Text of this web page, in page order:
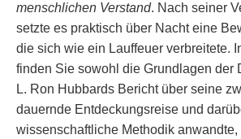
menschlichen Verstand. Nach seiner
setzte es praktisch über Nacht eine
die sich wie ein Lauffeuer verbreitete.
finden Sie sowohl die Grundlagen der
L. Ron Hubbards Bericht über seine
dauernde Entdeckungsreise und
wissenschaftliche Methodik anwandte,